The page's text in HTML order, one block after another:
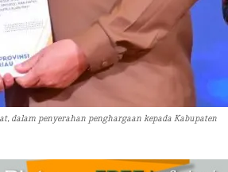
dalam penyerahan penghargaan kepada Kabupaten